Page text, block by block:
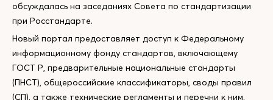
обсуждалась на заседаниях Совета по стандартизации
при Росстандарте.
Новый портал предоставляет доступ к Федеральному
информационному фонду стандартов, включающему
ГОСТ Р, предварительные национальные стандарты
(ПНСТ), общероссийские классификаторы, своды правил
(СП), а также технические регламенты и перечни к ним.